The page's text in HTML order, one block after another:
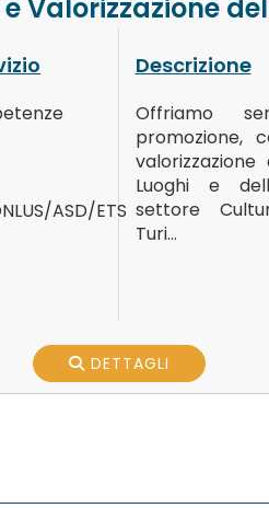
Valorizzazione
ASD/ETS
Descrizione
Offriamo
promozione,
Luoghi e
settore
Turi...
DETTAGLI